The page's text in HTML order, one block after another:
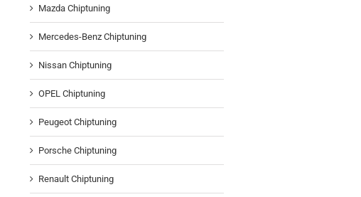
Mazda Chiptuning
Mercedes-Benz Chiptuning
Nissan Chiptuning
OPEL Chiptuning
Peugeot Chiptuning
Porsche Chiptuning
Renault Chiptuning